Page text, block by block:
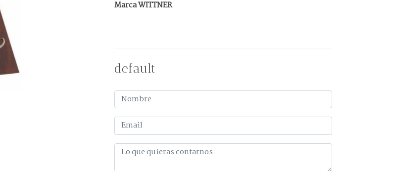
Marca WITTNER
default